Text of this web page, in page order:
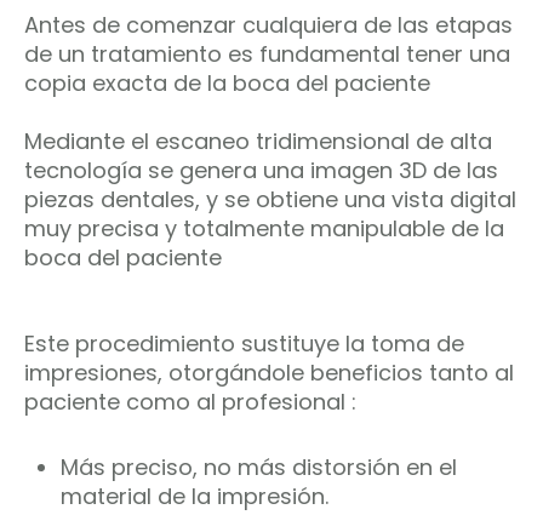
Antes de comenzar cualquiera de las etapas
de un tratamiento es fundamental tener una
copia exacta de la boca del paciente⁣⁣
Mediante el escaneo tridimensional de alta
tecnología se genera una imagen 3D de las
piezas dentales, y se obtiene una vista digital
muy precisa y totalmente manipulable de la
boca del paciente⁣⁣
Este procedimiento sustituye la toma de
impresiones, otorgándole beneficios tanto al
paciente como al profesional :⁣⁣
Más preciso, no más distorsión en el
material de la impresión.⁣⁣